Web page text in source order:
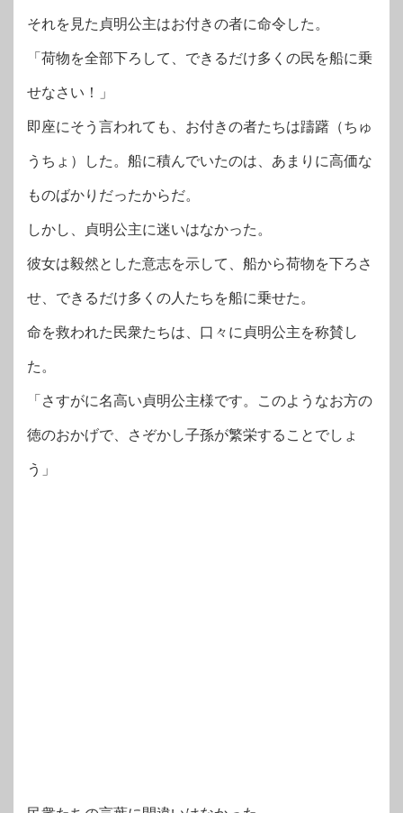
それを見た貞明公主はお付きの者に命令した。
「荷物を全部下ろして、できるだけ多くの民を船に乗
せなさい！」
即座にそう言われても、お付きの者たちは躊躇（ちゅ
うちょ）した。船に積んでいたのは、あまりに高価な
ものばかりだったからだ。
しかし、貞明公主に迷いはなかった。
彼女は毅然とした意志を示して、船から荷物を下ろさ
せ、できるだけ多くの人たちを船に乗せた。
命を救われた民衆たちは、口々に貞明公主を称賛し
た。
「さすがに名高い貞明公主様です。このようなお方の
徳のおかげで、さぞかし子孫が繁栄することでしょ
う」